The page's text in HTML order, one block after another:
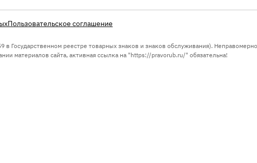
Пользовательское соглашение
Государственном реестре товарных знаков и знаков обслуживания).
материалов сайта, активная ссылка на "https://pravorub.ru/" обязательна!